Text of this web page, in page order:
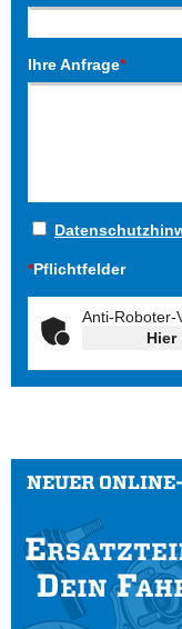
Ihre Anfrage*
*Pflichtfelder
Anti-Roboter-
Hier
NEUER